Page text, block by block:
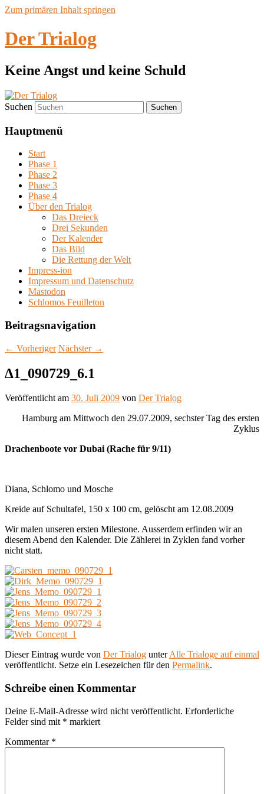
Zum primären Inhalt springen
Der Trialog
Keine Angst und keine Schuld
Suchen
Hauptmenü
Start
Phase 1
Phase 2
Phase 3
Phase 4
Über den Trialog
Das Dreieck
Drei Sekunden
Der Kalender
Das Bild
Die Rettung der Welt
Impress-ion
Impressum und Datenschutz
Mastodon
Schlomos Feuilleton
Beitragsnavigation
← Vorheriger Nächster →
∆1_090729_6.1
Veröffentlicht am 30. Juli 2009 von Der Trialog
Hamburg am Mittwoch den 29.07.2009, sechster Tag des ersten
Zyklus
Drachenboote vor Dubai(Rache für 9/11)
Diana, Schlomo und Mosche
Kreide auf Schultafel, 150 x 100 cm, gelöscht am 12.08.2009
Wir malen unseren ersten Milestone. Ausserdem erfinden wir an
diesem Abend den Kalender. Die Zählerei in Zyklen fand vorher
nicht statt.
Dieser Eintrag wurde von Der Trialog unterAlle Trialoge auf einmal
veröffentlicht. Setze ein Lesezeichen für den Permalink.
Schreibe einen Kommentar
Deine E-Mail-Adresse wird nicht veröffentlicht. Erforderliche
Felder sind mit * markiert
Kommentar *